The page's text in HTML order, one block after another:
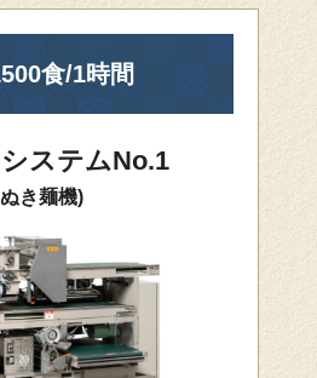
食/1時間
ステムNo.1
き麺機)